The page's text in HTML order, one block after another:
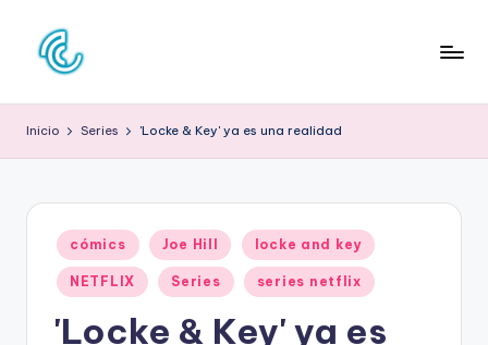
Saltar
O
N
C
D
de
Inicio Series 'Locke & Key' ya es una realidad
Publicado
en
cómics Joe Hill locke and key
NETFLIX Series series netflix
'Locke & Key' ya es